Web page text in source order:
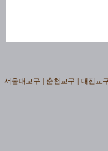
서울대교구 춘천교구 대전교